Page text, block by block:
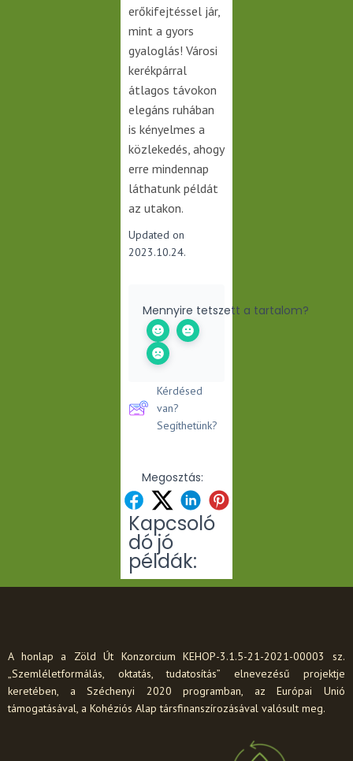
erőkifejtéssel jár,
mint a gyors
gyaloglás! Városi
kerékpárral
átlagos távokon
elegáns ruhában
is kényelmes a
közlekedés, ahogy
erre mindennap
láthatunk példát
az utakon.
Updated on
2023.10.24.
Mennyire tetszett a tartalom?
Kérdésed
van?
Segíthetünk?
Megosztás:
Kapcsoló
dó jó
példák:
A honlap a Zöld Út Konzorcium KEHOP-3.1.5-21-2021-00003 sz.
„Szemléletformálás, oktatás, tudatosítás” elnevezésű projektje
keretében, a Széchenyi 2020 programban, az Európai Unió
támogatásával, a Kohéziós Alap társfinanszírozásával valósult meg.